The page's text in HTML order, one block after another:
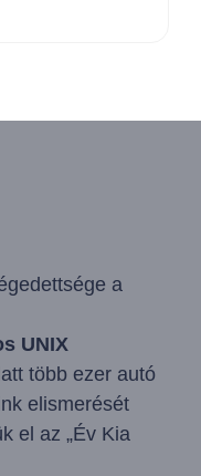
a
UNIX
több ezer autó
elismerését
el az „Év Kia